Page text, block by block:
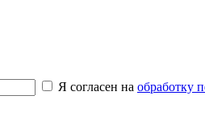
Я согласен на обработку